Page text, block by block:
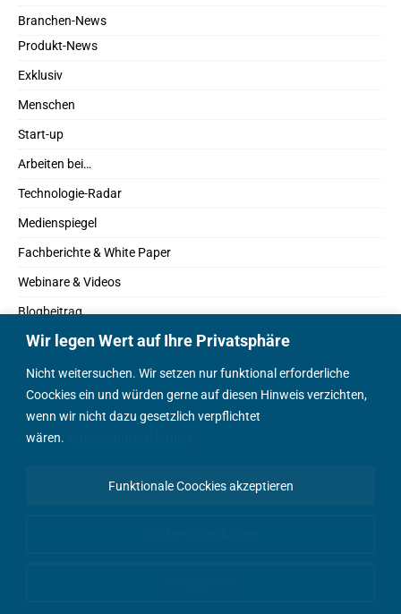
Wir legen Wert auf Ihre Privatsphäre
Nicht weitersuchen. Wir setzen nur funktional erforderliche
Coockies ein und würden gerne auf diesen Hinweis verzichten,
wenn wir nicht dazu gesetzlich verpflichtet
wären.
Funktionale Coockies akzeptieren
Branchen-News
Produkt-News
Exklusiv
Menschen
Start-up
Arbeiten bei…
Technologie-Radar
Medienspiegel
Fachberichte & White Paper
Webinare & Videos
Blogbeitrag
Fachbücher
Marktreport
Podcasts
Positionspapier
English Content